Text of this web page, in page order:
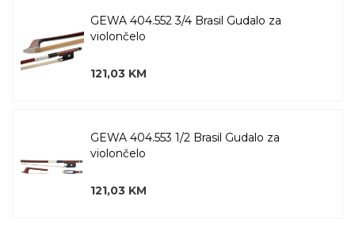
GEWA 404.552 3/4 Brasil Gudalo za
violončelo
121,03 KM
GEWA 404.553 1/2 Brasil Gudalo za
violončelo
121,03 KM